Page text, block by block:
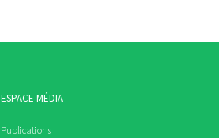
ESPACE MÉDIA
Publications